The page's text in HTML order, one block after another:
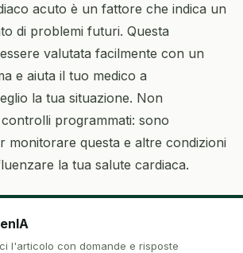
acuto è un fattore che indica un
di problemi futuri. Questa
valutata facilmente con un
e aiuta il tuo medico a
la tua situazione. Non
programmati: sono
monitorare questa e altre condizioni
la tua salute cardiaca.
l'articolo con domande e risposte